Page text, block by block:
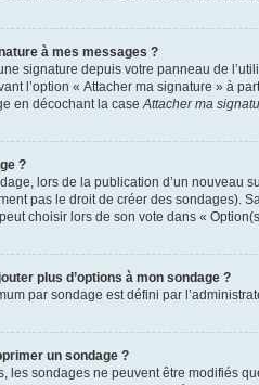
à mes messages ?
signature depuis votre panneau de
l’option « Attacher ma signature » à
en décochant la case Attacher ma
?
lors de la publication d’un nouveau
pas le droit de créer des sondages).
choisir lors de son vote dans «
plus d’options à mon sondage ?
par sondage est défini par
un sondage ?
les sondages ne peuvent être modifiés